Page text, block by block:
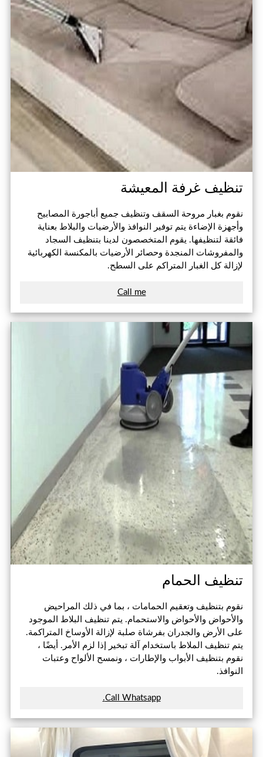
تنظيف غرفة المعيشة
نقوم بغبار مروحة السقف وتنظيف جميع أباجورة المصابيح
وأجهزة الإضاءة يتم توفير النوافذ والأرضيات والبلاط بعناية
فائقة لتنظيفها. يقوم المتخصصون لدينا بتنظيف السجاد
والمفروشات المنجدة وحصائر الأرضيات بالمكنسة الكهربائية
لإزالة كل الغبار المتراكم على السطح.
Call me
تنظيف الحمام
نقوم بتنظيف وتعقيم الحمامات ، بما في ذلك المراحيض
والأحواض والأحواض والاستحمام. يتم تنظيف البلاط الموجود
على الأرض والجدران بفرشاة صلبة لإزالة الأوساخ المتراكمة.
يتم تنظيف الملاط باستخدام آلة تبخير إذا لزم الأمر. أيضًا ،
نقوم بتنظيف الأبواب والإطارات ، ونمسح الألواح وعتبات
النوافذ.
Call Whatsapp.